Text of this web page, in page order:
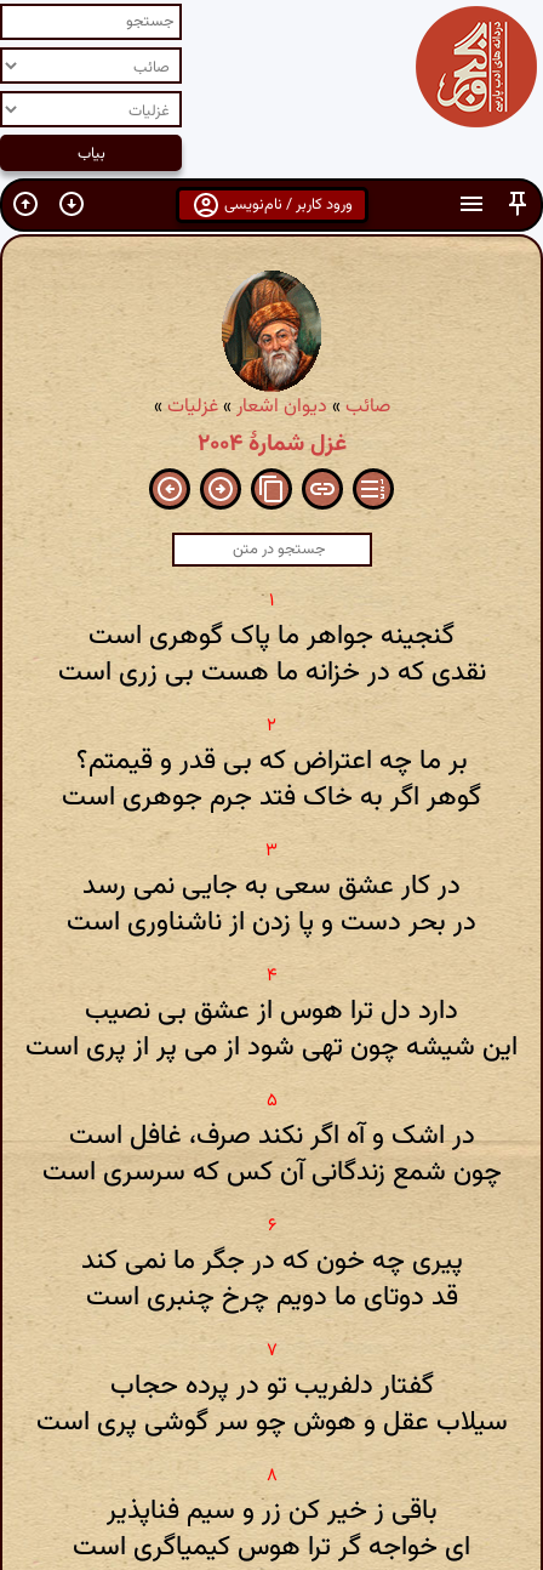
ورود کاربر / نام‌نویسی
صائب »دیوان اشعار»غزلیات»
غزل شمارهٔ ۲۰۰۴
گنجینه جواهر ما پاک گوهری است
نقدی که در خزانه ما هست بی زری است
بر ما چه اعتراض که بی قدر و قیمتم؟
گوهر اگر به خاک فتد جرم جوهری است
در کار عشق سعی به جایی نمی رسد
در بحر دست و پا زدن از ناشناوری است
دارد دل ترا هوس از عشق بی نصیب
این شیشه چون تهی شود از می پر از پری است
در اشک و آه اگر نکند صرف، غافل است
چون شمع زندگانی آن کس که سرسری است
پیری چه خون که در جگر ما نمی کند
قد دوتای ما دویم چرخ چنبری است
گفتار دلفریب تو در پرده حجاب
سیلاب عقل و هوش چو سر گوشی پری است
باقی ز خیر کن زر و سیم فناپذیر
ای خواجه گر ترا هوس کیمیاگری است